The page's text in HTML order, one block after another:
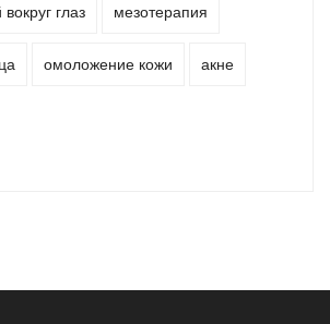
глаз мезотерапия
омоложение кожи акне